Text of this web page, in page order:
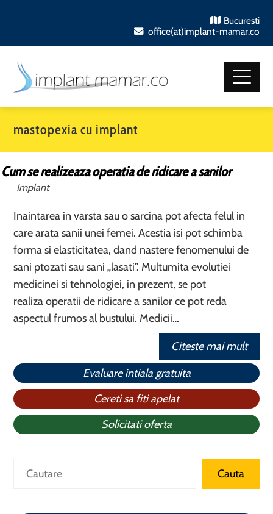
Bucuresti
office(at)implant-mamar.co
mastopexia cu implant
Cum se realizeaza operatia de ridicare a sanilor
Implant
Inaintarea in varsta sau o sarcina pot afecta felul in
care arata sanii unei femei. Acestia isi pot schimba
forma si elasticitatea, dand nastere fenomenului de
sani ptozati sau sani „lasati”. Multumita evolutiei
medicinei si tehnologiei, in prezent, se pot
realiza operatii de ridicare a sanilor ce pot reda
aspectul frumos al bustului. Medicii…
Citeste mai mult
Evaluare intiala gratuita
Cereti sa fiti apelat
Solicitati oferta
Caută Cauta